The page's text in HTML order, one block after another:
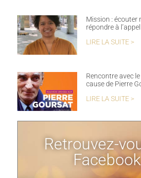
Mission : écouter
répondre à l’appel
LIRE LA SUITE >
Rencontre avec
cause de Pierre
LIRE LA SUITE >
Retrouvez-